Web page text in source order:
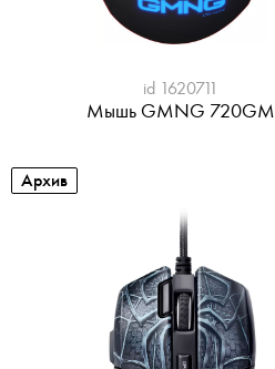
id 1620711
Мышь GMNG 720GM
Архив